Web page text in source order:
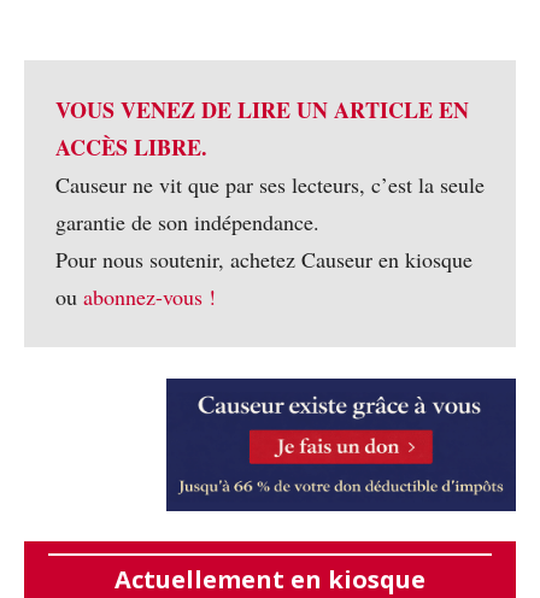
VOUS VENEZ DE LIRE UN ARTICLE EN
ACCÈS LIBRE.
Causeur ne vit que par ses lecteurs, c’est la seule
garantie de son indépendance.
Pour nous soutenir, achetez Causeur en kiosque
ou abonnez-vous !
Actuellement en kiosque